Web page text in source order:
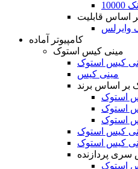
اساس قابلیت
وایرلس
کامپیوتر آماده
مینی کیس استوک
مینی کیس
بر اساس برند
پردازنده